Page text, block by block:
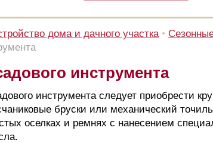
дома и дачного участка •
инструмента
инструмента следует приобрести
бруски или механический
оселках и ремнях с нанесением